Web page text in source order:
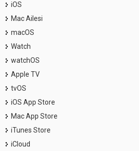
iOS
Mac Ailesi
macOS
Watch
watchOS
Apple TV
tvOS
iOS App Store
Mac App Store
iTunes Store
iCloud